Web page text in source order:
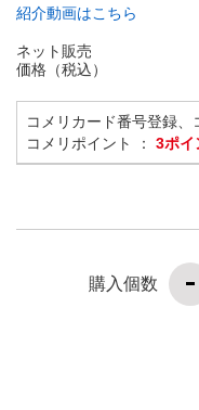
紹介動画はこちら
ネット販売
価格（税込）
コメリカード番号登録
コメリポイント ： 3ポイ
購入個数